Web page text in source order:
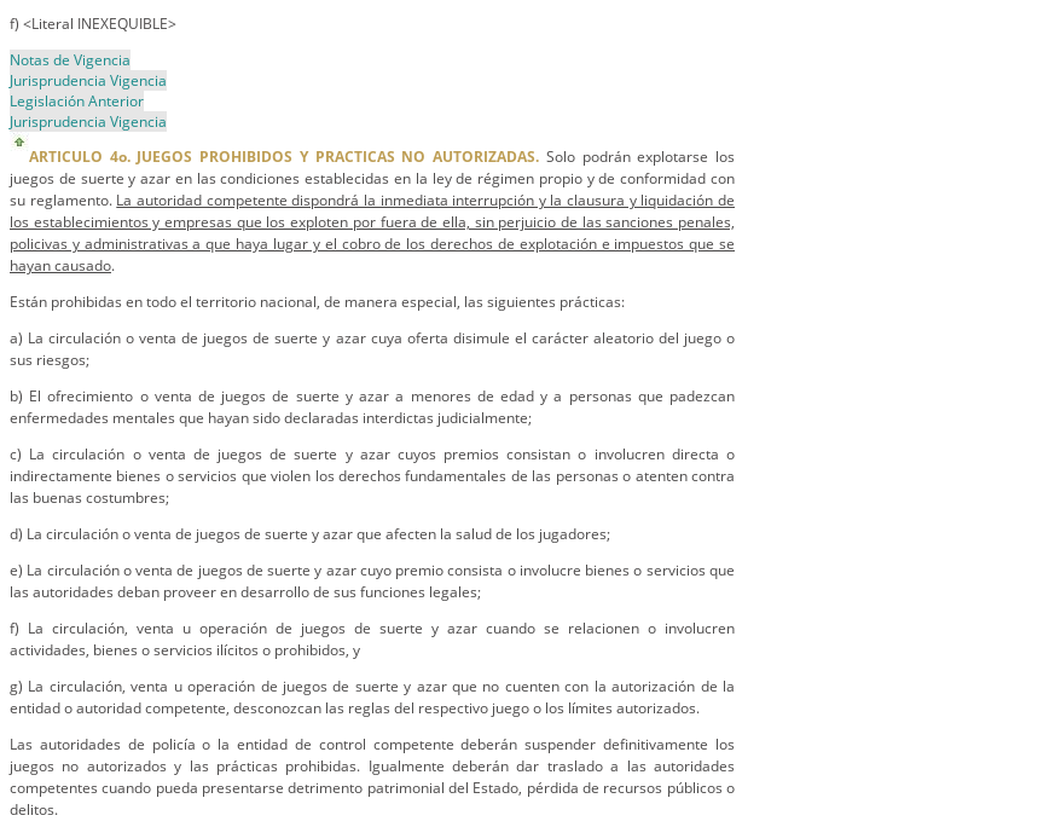
f) <Literal INEXEQUIBLE>
Notas de Vigencia
Jurisprudencia Vigencia
Legislación Anterior
Jurisprudencia Vigencia
ARTICULO 4o. JUEGOS PROHIBIDOS Y PRACTICAS NO AUTORIZADAS. Solo podrán explotarse los
juegos de suerte y azar en las condiciones establecidas en la ley de régimen propio y de conformidad con
su reglamento. La autoridad competente dispondrá la inmediata interrupción y la clausura y liquidación de
los establecimientos y empresas que los exploten por fuera de ella, sin perjuicio de las sanciones penales,
policivas y administrativas a que haya lugar y el cobro de los derechos de explotación e impuestos que se
hayan causado.
Están prohibidas en todo el territorio nacional, de manera especial, las siguientes prácticas:
a) La circulación o venta de juegos de suerte y azar cuya oferta disimule el carácter aleatorio del juego o
sus riesgos;
b) El ofrecimiento o venta de juegos de suerte y azar a menores de edad y a personas que padezcan
enfermedades mentales que hayan sido declaradas interdictas judicialmente;
c) La circulación o venta de juegos de suerte y azar cuyos premios consistan o involucren directa o
indirectamente bienes o servicios que violen los derechos fundamentales de las personas o atenten contra
las buenas costumbres;
d) La circulación o venta de juegos de suerte y azar que afecten la salud de los jugadores;
e) La circulación o venta de juegos de suerte y azar cuyo premio consista o involucre bienes o servicios que
las autoridades deban proveer en desarrollo de sus funciones legales;
f) La circulación, venta u operación de juegos de suerte y azar cuando se relacionen o involucren
actividades, bienes o servicios ilícitos o prohibidos, y
g) La circulación, venta u operación de juegos de suerte y azar que no cuenten con la autorización de la
entidad o autoridad competente, desconozcan las reglas del respectivo juego o los límites autorizados.
Las autoridades de policía o la entidad de control competente deberán suspender definitivamente los
juegos no autorizados y las prácticas prohibidas. Igualmente deberán dar traslado a las autoridades
competentes cuando pueda presentarse detrimento patrimonial del Estado, pérdida de recursos públicos o
delitos.